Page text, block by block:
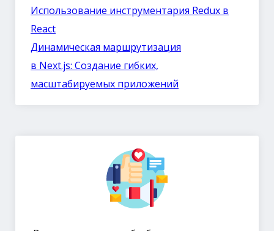
Использование инструментария Redux в
React
Динамическая маршрутизация
в Next.js: Создание гибких,
масштабируемых приложений